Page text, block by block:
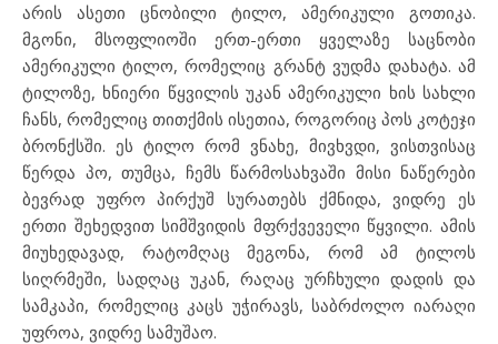
არის ასეთი ცნობილი ტილო, ამერიკული გოთიკა.
მგონი, მსოფლიოში ერთ-ერთი ყველაზე საცნობი
ამერიკული ტილო, რომელიც გრანტ ვუდმა დახატა. ამ
ტილოზე, ხნიერი წყვილის უკან ამერიკული ხის სახლი
ჩანს, რომელიც თითქმის ისეთია, როგორიც პოს კოტეჯი
ბრონქსში. ეს ტილო რომ ვნახე, მივხვდი, ვისთვისაც
წერდა პო, თუმცა, ჩემს წარმოსახვაში მისი ნაწერები
ბევრად უფრო პირქუშ სურათებს ქმნიდა, ვიდრე ეს
ერთი შეხედვით სიმშვიდის მფრქვეველი წყვილი. ამის
მიუხედავად, რატომღაც მეგონა, რომ ამ ტილოს
სიღრმეში, სადღაც უკან, რაღაც ურჩხული დადის და
სამკაპი, რომელიც კაცს უჭირავს, საბრძოლო იარაღი
უფროა, ვიდრე სამუშაო.